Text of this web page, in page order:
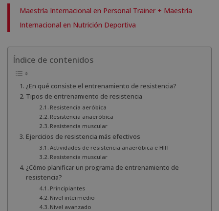
Maestría Internacional en Personal Trainer + Maestría
Internacional en Nutrición Deportiva
Índice de contenidos
¿En qué consiste el entrenamiento de resistencia?
Tipos de entrenamiento de resistencia
Resistencia aeróbica
Resistencia anaeróbica
Resistencia muscular
Ejercicios de resistencia más efectivos
Actividades de resistencia anaeróbica e HIIT
Resistencia muscular
¿Cómo planificar un programa de entrenamiento de
resistencia?
Principiantes
Nivel intermedio
Nivel avanzado